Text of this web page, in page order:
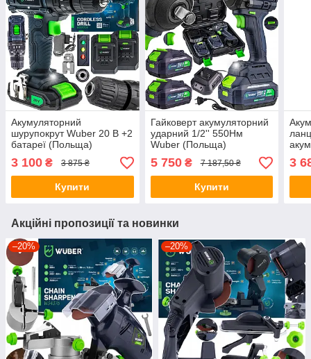
Акумуляторний
шурупокрут Wuber 20 В +2
батареї (Польща)
3 100 ₴ 3 875 ₴
Купити
Гайковерт акумуляторний
ударний 1/2'' 550Нм
Wuber (Польща)
5 750₴ 7 187,50 ₴
Купити
2
3
Акційні пропозиції та новинки
–20% –20%